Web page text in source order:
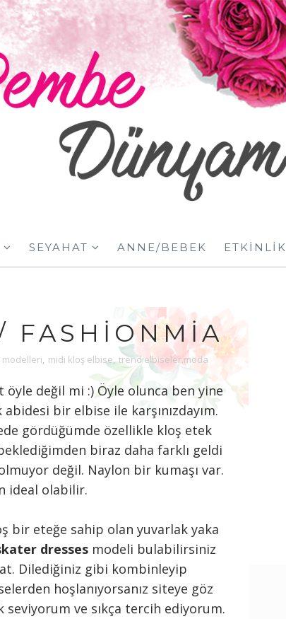
SEYAHAT ANNE/BEBEK ETKINLIK
FASHIONMIA
, midi kloş elbise,trend elbiseler.moda
değil mi :) Öyle olunca ben yine
bir elbise ile karşınızdayım.
gördüğümde özellikle kloş etek
biraz daha farklı geldi
değil. Naylon bir kumaşı var.
ideal olabilir.
bir eteğe sahip olan yuvarlak yaka
dressesmodeli bulabilirsiniz
Dilediğiniz gibi kombinleyip
hoşlanıyorsanız siteye göz
seviyorum ve sıkça tercih ediyorum.